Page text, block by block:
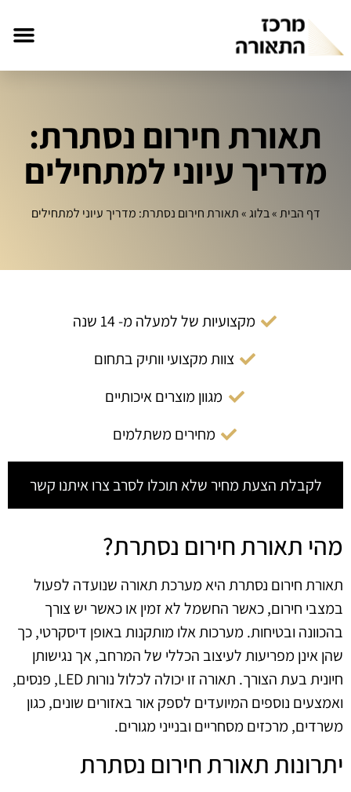
תאורת חירום נסתרת:
מדריך עיוני למתחילים
דף הבית»בלוג»תאורת חירום נסתרת: מדריך עיוני למתחילים
מקצועיות של למעלה מ- 14 שנה
צוות מקצועי וותיק בתחום
מגוון מוצרים איכותיים
מחירים משתלמים
לקבלת הצעת מחיר שלא תוכלו לסרב צרו איתנו קשר
מהי תאורת חירום נסתרת?
תאורת חירום נסתרת היא מערכת תאורה שנועדה לפעול
במצבי חירום, כאשר החשמל לא זמין או כאשר יש צורך
בהכוונה ובטיחות. מערכות אלו מותקנות באופן דיסקרטי, כך
שהן אינן מפריעות לעיצוב הכללי של המרחב, אך נגישותן
חיונית בעת הצורך. תאורה זו יכולה לכלול נורות LED, פנסים,
ואמצעים נוספים המיועדים לספק אור באזורים שונים, כגון
משרדים, מרכזים מסחריים ובנייני מגורים.
יתרונות תאורת חירום נסתרת